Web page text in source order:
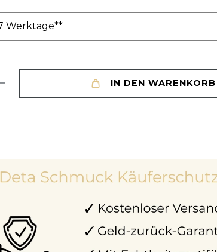
Werktage**
IN DEN WARENKORB